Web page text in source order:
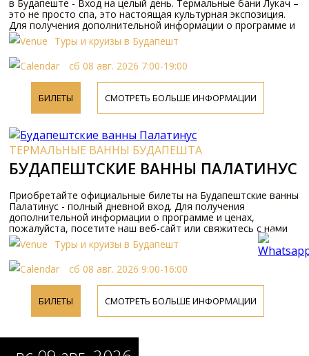
в Будапеште - Вход на целый день. Термальные бани Лукач –
это не просто спа, это настоящая культурная экспозиция.
Для получения дополнительной информации о программе и
ценах, пожалуйста, посетите наш веб-сайт или свяжитесь с
нами по телефону.Туры и круизы в Будапешт
сб 08 авг. 2026 7:00-19:00
БИЛЕТЫ СМОТРЕТЬ БОЛЬШЕ ИНФОРМАЦИИ
ТЕРМАЛЬНЫЕ ВАННЫ БУДАПЕШТА
БУДАПЕШТСКИЕ ВАННЫ ПАЛАТИНУС
Приобретайте официальные билеты на Будапештские ванны
Палатинус - полный дневной вход. Для получения
дополнительной информации о программе и ценах,
пожалуйста, посетите наш веб-сайт или свяжитесь с нами
по телефону.Туры и круизы в Будапешт
сб 08 авг. 2026 9:00-16:00
БИЛЕТЫ СМОТРЕТЬ БОЛЬШЕ ИНФОРМАЦИИ